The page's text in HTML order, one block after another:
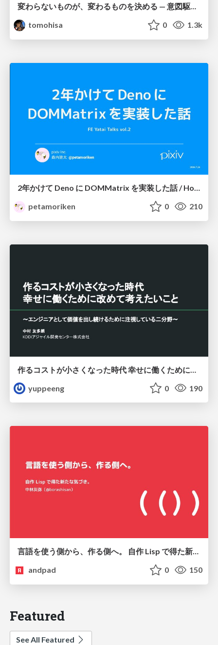
tomohisa
0 1.3k
2年かけて Deno に DOMMatrix を実装した話 / How I implemented DOMMatrix in Deno over two years
petamoriken
0 210
yuppeeng
0 190
言語を使う側から、作る側へ。 自作 Lisp で得た新たな気づき。
andpad
0 150
Featured
See All Featured